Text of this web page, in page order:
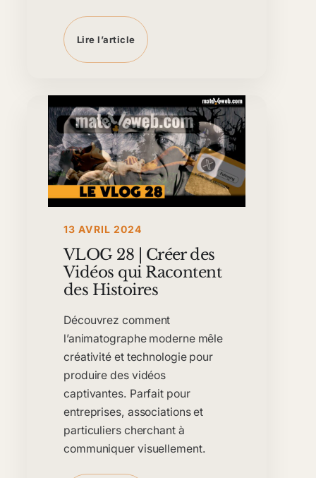
Lire l’article
13 AVRIL 2024
VLOG 28 | Créer des
Vidéos qui Racontent
des Histoires
Découvrez comment
l’animatographe moderne mêle
créativité et technologie pour
produire des vidéos
captivantes. Parfait pour
entreprises, associations et
particuliers cherchant à
communiquer visuellement.